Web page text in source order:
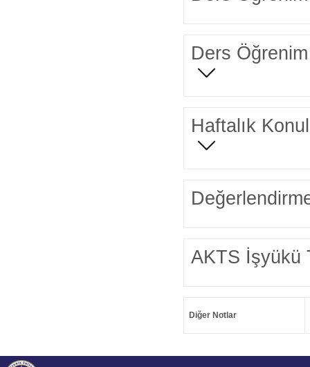
Ders Öğrenim
Haftalık
AKTS İşyükü
Diğer Notlar